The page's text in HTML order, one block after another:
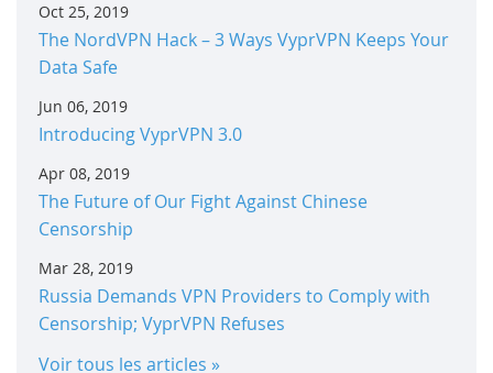
The NordVPN Hack – 3 Ways VyprVPN Keeps Your
Data Safe
Oct 25, 2019
Introducing VyprVPN 3.0
Jun 06, 2019
The Future of Our Fight Against Chinese
Censorship
Apr 08, 2019
Russia Demands VPN Providers to Comply with
Censorship; VyprVPN Refuses
Mar 28, 2019
Voir tous les articles »